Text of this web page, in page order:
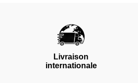
Livraison
internationale